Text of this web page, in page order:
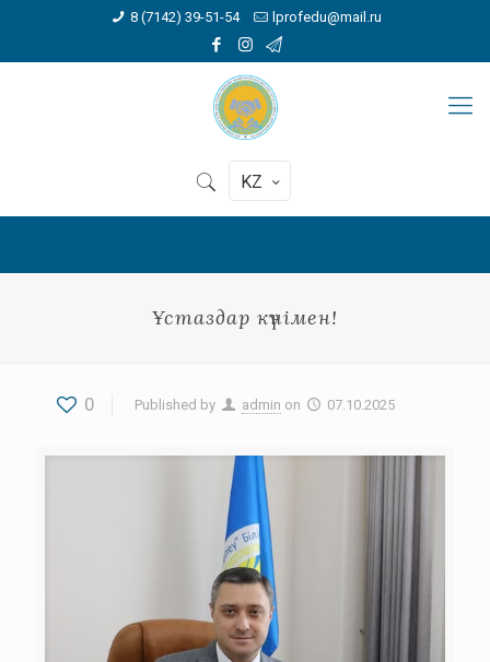
8 (7142) 39-51-54 lprofedu@mail.ru
KZ
Ұстаздар күнімен!
0 Published by admin on 07.10.2025